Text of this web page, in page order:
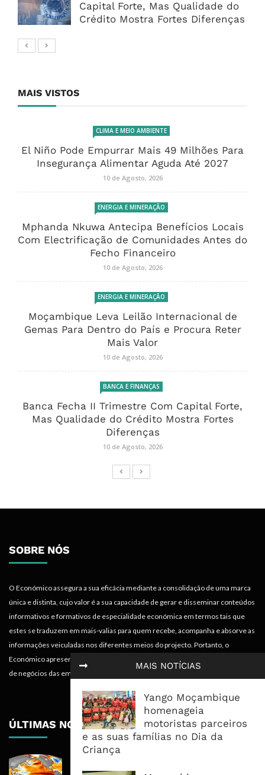
MAIS NOTÍCIAS
Yango Moçambique
homenageia
motoristas parceiros
e as suas famílias no Dia da
Criança
Capital Forte, Mas Qualidade do
Crédito Mostra Fortes Diferenças
MAIS VISTOS
CLIMA E MEIO AMBIENTE
El Niño Pode Empurrar Mais 49 Milhões Para
Insegurança Alimentar Aguda Até 2027
10 de Agosto, 2026
ENERGIA E MINERAÇÃO
Mphanda Nkuwa Antecipa Benefícios Locais
Com Electrificação de Comunidades Antes do
Fecho Financeiro
10 de Agosto, 2026
ENERGIA E MINERAÇÃO
Moçambique Leva Leilão Internacional de
Gemas Para Dentro do País e Procura Reter
Mais Valor
10 de Agosto, 2026
BANCA E FINANÇAS
Banca Fecha II Trimestre Com Capital Forte,
Mas Qualidade do Crédito Mostra Fortes
Diferenças
10 de Agosto, 2026
SOBRE NÓS
O Económico assegura a sua eficácia mediante a consolidação de uma marca
única e distinta, cujo valor é a sua capacidade de gerar e disseminar conteúdos
informativos e formativos de especialidade económica em termos tais que
estes se traduzem em mais-valias para quem recebe, acompanha e absorve as
informações veiculadas nos diferentes meios do projecto. Portanto, o
Económico apresenta valências importantes para os objectivos institucionais e
de negócios das empresas.
ÚLTIMAS NOTÍCIAS